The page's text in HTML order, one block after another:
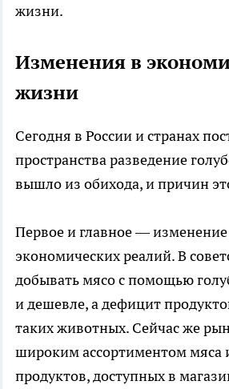
жизни.
Изменения в
жизни
Сегодня в России и странах
пространства разведение
вышло из обихода, и причин
Первое и главное —
экономических реалий. В
добывать мясо с помощью
и дешевле, а дефицит
таких животных. Сейчас же
широким ассортиментом мяса
продуктов, доступных в